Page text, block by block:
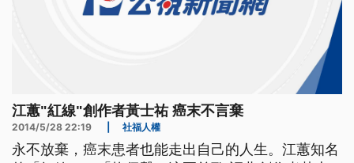
江蕙"紅線"創作者黃士祐 癌末不言棄
2014/5/28 22:19 社福人權
永不放棄，癌末患者也能走出自己的人生。江蕙知名